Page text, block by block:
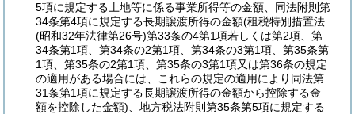
5項に規定する土地等に係る事業所得等の金額、同法附則第
34条第4項に規定する長期譲渡所得の金額(租税特別措置法
(昭和32年法律第26号)第33条の4第1項若しくは第2項、第
34条第1項、第34条の2第1項、第34条の3第1項、第35条第
1項、第35条の2第1項、第35条の3第1項又は第36条の規定
の適用がある場合には、これらの規定の適用により同法第
31条第1項に規定する長期譲渡所得の金額から控除する金
額を控除した金額) 、地方税法附則第35条第5項に規定する